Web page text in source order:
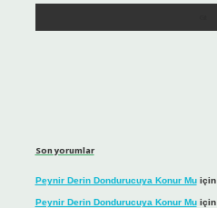
Son yorumlar
Peynir Derin Dondurucuya Konur Muiçin
Peynir Derin Dondurucuya Konur Muiçin